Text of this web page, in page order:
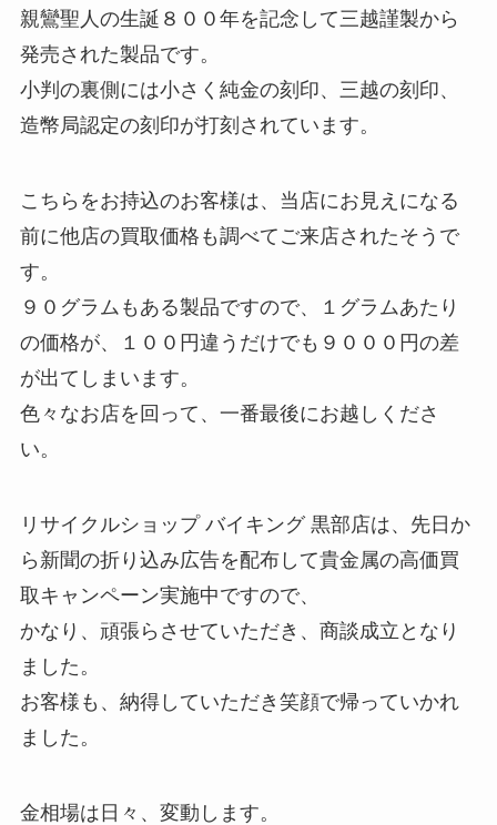
親鸞聖人の生誕８００年を記念して三越謹製から
発売された製品です。
小判の裏側には小さく純金の刻印、三越の刻印、
造幣局認定の刻印が打刻されています。
こちらをお持込のお客様は、当店にお見えになる
前に他店の買取価格も調べてご来店されたそうで
す。
９０グラムもある製品ですので、１グラムあたり
の価格が、１００円違うだけでも９０００円の差
が出てしまいます。
色々なお店を回って、一番最後にお越しくださ
い。
リサイクルショップ バイキング 黒部店は、先日か
ら新聞の折り込み広告を配布して貴金属の高価買
取キャンペーン実施中ですので、
かなり、頑張らさせていただき、商談成立となり
ました。
お客様も、納得していただき笑顔で帰っていかれ
ました。
金相場は日々、変動します。